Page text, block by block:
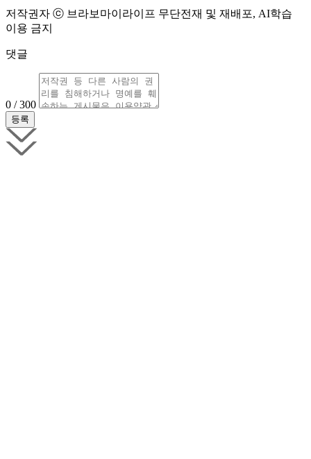
저작권자 ⓒ 브라보마이라이프 무단전재 및 재배포, AI학습
이용 금지
댓글
0 / 300